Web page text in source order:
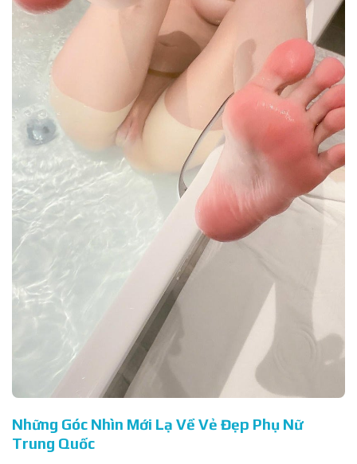
Những Góc Nhìn Mới Lạ Về Vẻ Đẹp Phụ Nữ
Trung Quốc